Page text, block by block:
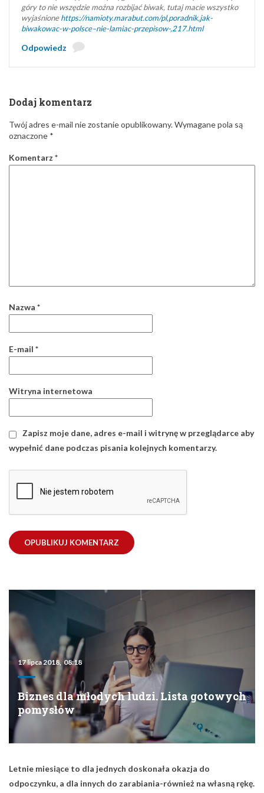
góry to nie wszędzie można rozbijać biwak, tutaj macie wszystko
wyjaśnionehttps://namioty.marabut.com/pl,poradnik,jak-
biwakowac-w-polsce–nie-lamiac-przepisow-,217.html
Odpowiedz
Dodaj komentarz
Twój adres e-mail nie zostanie opublikowany.Wymagane pola są
oznaczone *
Komentarz *
Nazwa *
E-mail *
Witryna internetowa
Zapisz moje dane, adres e-mail i witrynę w przeglądarce aby
wypełnić dane podczas pisania kolejnych komentarzy.
17 lipca 2018, 08:18
Biznes dla młodych ludzi. Lista gotowych
pomysłów
Letnie miesiące to dla jednych doskonała okazja do
odpoczynku, a dla innych do zarabiania-również na własną rękę.